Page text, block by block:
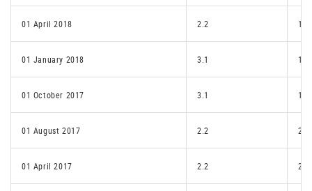
01 April 2018 2.2
01 January 2018 3.1
01 October 2017 3.1
01 August 2017 2.2 2.1
01 April 2017 2.2 2.1